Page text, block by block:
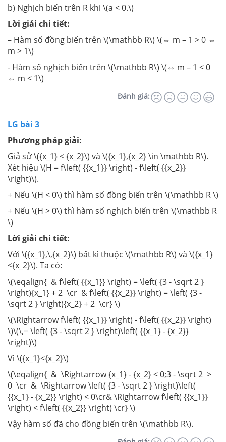
b) Nghịch biến trên R khi \(a < 0.\)
Lời giải chi tiết:
– Hàm số đồng biến trên \(\mathbb R\) \(⇔ m – 1 > 0 ⇔
m > 1\)
- Hàm số nghịch biến trên \(\mathbb R\) \(⇔ m – 1 < 0
⇔ m < 1\)
Đánh giá:
LG bài 3
Phương pháp giải:
Giả sử \({x_1} < {x_2}\) và \({x_1},{x_2} \in \mathbb R\).
Xét hiệu \(H = f\left( {{x_1}} \right) - f\left( {{x_2}}
\right)\).
+ Nếu \(H < 0\) thì hàm số đồng biến trên \(\mathbb R \)
+ Nếu \(H > 0\) thì hàm số nghịch biến trên \(\mathbb R
\)
Lời giải chi tiết:
Với \({x_1},\,{x_2}\) bất kì thuộc \(\mathbb R\) và \({x_1}
<{x_2}\). Ta có:
\(\eqalign{ & f\left( {{x_1}} \right) = \left( {3 - \sqrt 2 }
\right){x_1} + 2 \cr & f\left( {{x_2}} \right) = \left( {3 -
\sqrt 2 } \right){x_2} + 2 \cr} \)
\(\Rightarrow f\left( {{x_1}} \right) - f\left( {{x_2}} \right)
\)\(\,= \left( {3 - \sqrt 2 } \right)\left( {{x_1} - {x_2}}
\right)\)
Vì \({x_1}<{x_2}\)
\(\eqalign{ & \Rightarrow {x_1} - {x_2} < 0;3 - \sqrt 2 >
0 \cr & \Rightarrow \left( {3 - \sqrt 2 } \right)\left(
{{x_1} - {x_2}} \right) < 0\cr& \Rightarrow f\left( {{x_1}}
\right) < f\left( {{x_2}} \right) \cr} \)
Vậy hàm số đã cho đồng biến trên \(\mathbb R\).